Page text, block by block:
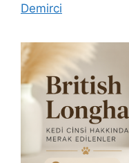
Demirci